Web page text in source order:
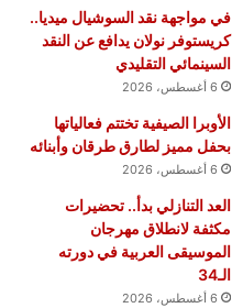
في مواجهة نقد السوشيال ميديا..
كريستوفر نولان يدافع عن النقد
السينمائي التقليدي
6 أغسطس، 2026
الأوبرا الصيفية تختتم فعالياتها
بحفل مميز لطارق طرقان وأبنائه
6 أغسطس، 2026
العد التنازلي بدأ.. تحضيرات
مكثفة لانطلاق مهرجان
الموسيقى العربية في دورته
الـ34
6 أغسطس، 2026